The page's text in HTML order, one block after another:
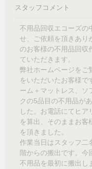
スタッフコメント
不用品回収エコーズの
せ、ご依頼を頂きあり
のお客様の不用品回収
ていただきます。
弊社ホームページをご
をいただいたお客様で
ーム＋マットレス、ソ
クの5品目の不用品が
した。お電話にてヒ
を算出、そのままお客
を頂きました。
作業当日はスタッフ二
階からの搬出です。今
不用品を最初に搬出し